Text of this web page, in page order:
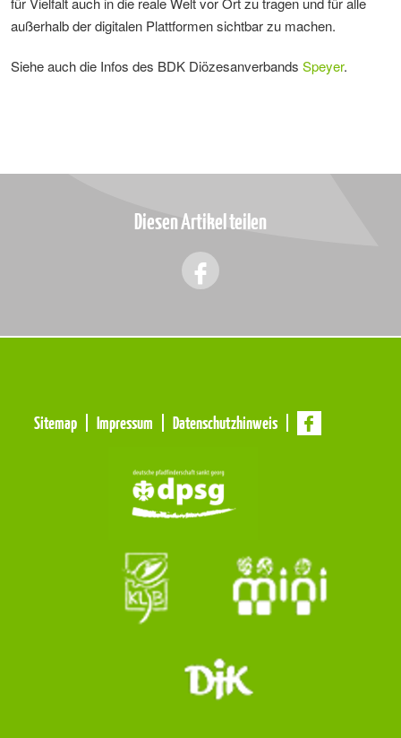
außerhalb der digitalen Plattformen sichtbar zu machen.
Siehe auch die Infos des BDK Diözesanverbands Speyer.
Diesen Artikel teilen
Navigation
Navigation
Sitemap Impressum Datenschutzhinweis